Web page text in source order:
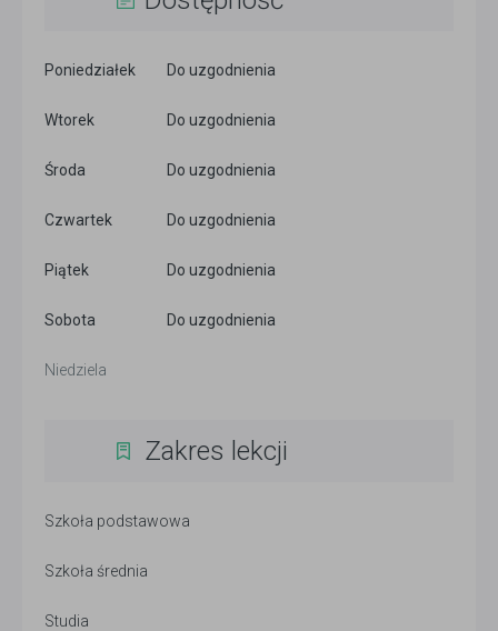
Poniedziałek Do uzgodnienia
Wtorek Do uzgodnienia
Środa Do uzgodnienia
Czwartek Do uzgodnienia
Piątek Do uzgodnienia
Sobota Do uzgodnienia
Niedziela
Zakres lekcji
Szkoła podstawowa
Szkoła średnia
Studia